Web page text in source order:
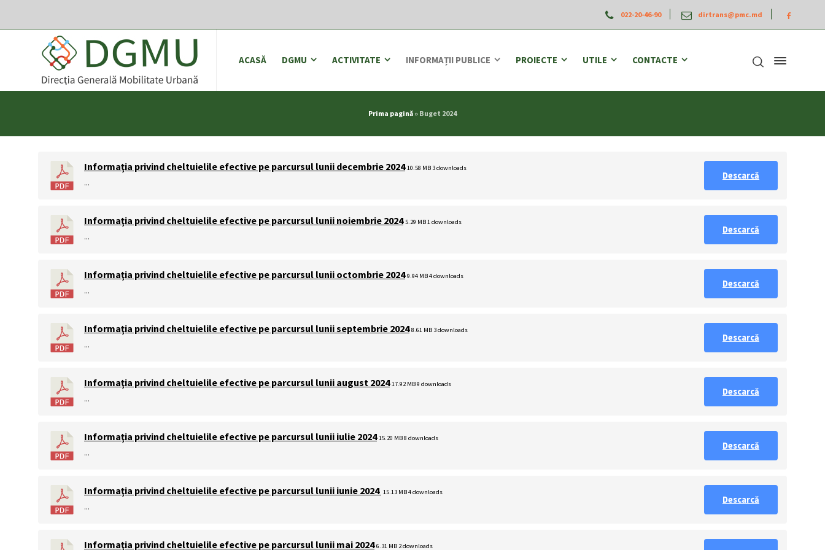
022-20-46-90 dirtrans@pmc.md
ACASĂ DGMU ACTIVITATE INFORMAȚII PUBLICE PROIECTE UTILE CONTACTE
Prima pagină » Buget 2024
Informaţia privind cheltuielile efective pe parcursul lunii decembrie 2024 10.58 MB 3 downloads
...
Descarcă
Informaţia privind cheltuielile efective pe parcursul lunii noiembrie 2024 5.29 MB 1 downloads
...
Descarcă
Informaţia privind cheltuielile efective pe parcursul lunii octombrie 2024 9.94 MB4 downloads
...
Descarcă
Informaţia privind cheltuielile efective pe parcursul lunii septembrie 2024 8.61 MB 3 downloads
...
Descarcă
Informaţia privind cheltuielile efective pe parcursul lunii august 2024 17.92 MB9 downloads
...
Descarcă
Informaţia privind cheltuielile efective pe parcursul lunii iulie 2024 15.20 MB8 downloads
...
Descarcă
Informaţia privind cheltuielile efective pe parcursul lunii iunie 2024 15.13 MB4 downloads
...
Descarcă
Informaţia privind cheltuielile efective pe parcursul lunii mai 2024 6.31 MB 2 downloads